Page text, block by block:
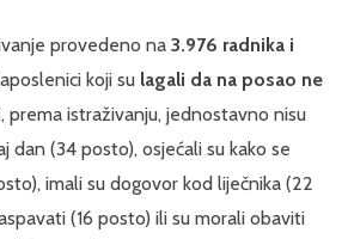
provedeno na 3.976 radnika i
koji su lagali da na posao ne
, prema istraživanju, jednostavno nisu
dan (34 posto), osjećali su kako se
imali su dogovor kod liječnika (22
(16 posto) ili su morali obaviti